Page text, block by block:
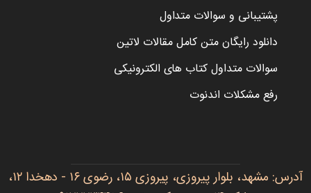
پشتیبانی و سوالات متداول
دانلود رایگان متن کامل مقالات لاتین
سوالات متداول کتاب های الکترونیکی
رفع مشکلات اندنوت
آدرس: مشهد، بلوار پیروزی، پیروزی ۱۵، رضوی ۱۶ - دهخدا ۱۲،